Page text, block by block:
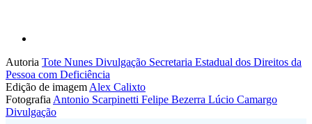
Autoria Tote Nunes Divulgação Secretaria Estadual dos Direitos da
Pessoa com Deficiência
Edição de imagem Alex Calixto
Fotografia Antonio Scarpinetti Felipe Bezerra Lúcio Camargo
Divulgação